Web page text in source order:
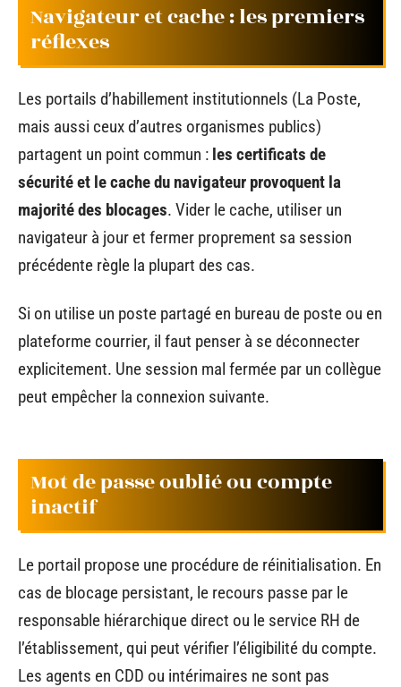
Navigateur et cache : les premiers
réflexes
Les portails d’habillement institutionnels (La Poste,
mais aussi ceux d’autres organismes publics)
partagent un point commun : les certificats de
sécurité et le cache du navigateur provoquent la
majorité des blocages. Vider le cache, utiliser un
navigateur à jour et fermer proprement sa session
précédente règle la plupart des cas.
Si on utilise un poste partagé en bureau de poste ou en
plateforme courrier, il faut penser à se déconnecter
explicitement. Une session mal fermée par un collègue
peut empêcher la connexion suivante.
Mot de passe oublié ou compte
inactif
Le portail propose une procédure de réinitialisation. En
cas de blocage persistant, le recours passe par le
responsable hiérarchique direct ou le service RH de
l’établissement, qui peut vérifier l’éligibilité du compte.
Les agents en CDD ou intérimaires ne sont pas